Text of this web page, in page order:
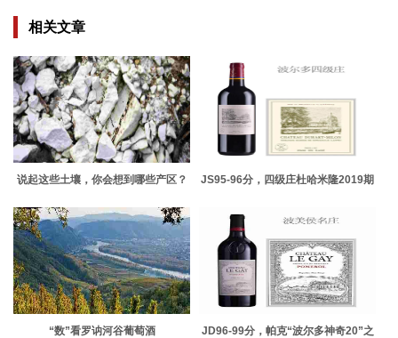
相关文章
说起这些土壤，你会想到哪些产区？
JS95-96分，四级庄杜哈米隆2019期
“数”看罗讷河谷葡萄酒
JD96-99分，帕克“波尔多神奇20”之